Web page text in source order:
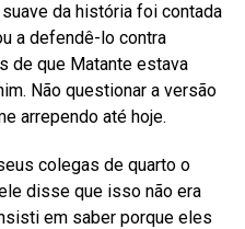
da história foi contada
a defendê-lo contra
de que Matante estava
Não questionar a versão
arrependo até hoje.
colegas de quarto o
disse que isso não era
em saber porque eles